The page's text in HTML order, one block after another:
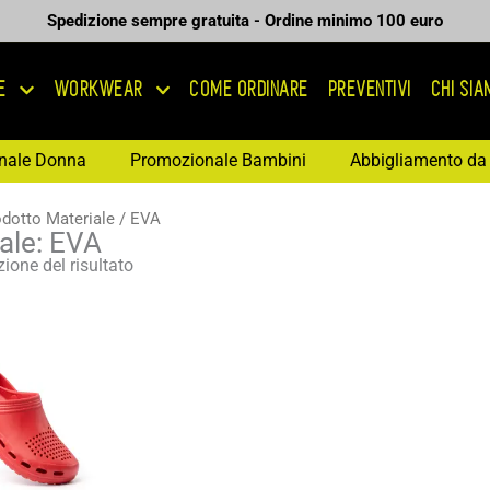
Spedizione sempre gratuita - Ordine minimo 100 euro
WORKWEAR COME ORDINARE PREVENTIVI CHI
Donna Promozionale Bambini Abbigliamento
Materiale / EVA
EVA
del risultato
da
6,96 €
a
9,94 €